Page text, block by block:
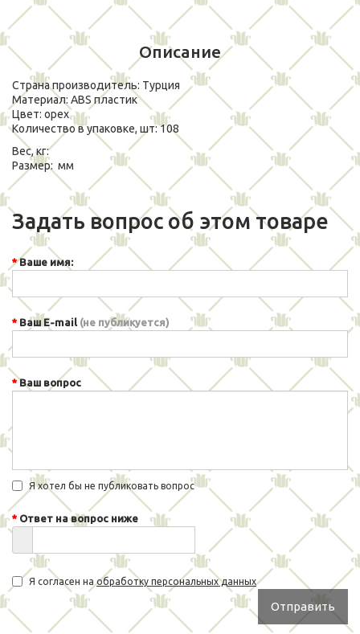
Описание
Страна производитель: Турция
Материал: ABS пластик
Цвет: орех
Количество в упаковке, шт: 108
Вес, кг:
Размер: мм
Задать вопрос об этом товаре
Ваше имя:
Ваш E-mail (не публикуется)
Ваш вопрос
Я хотел бы не публиковать вопрос
Ответ на вопрос ниже
Я согласен наобработку персональных данных
Отправить